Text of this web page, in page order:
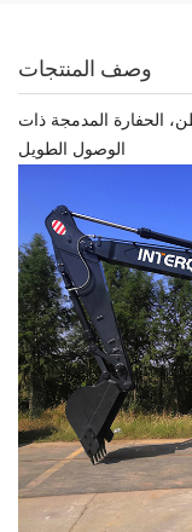
وصف المنتجات
ذات المحراث الخلفي سعة 20 طن، الحفارة المدمجة ذات
الوصول الطويل